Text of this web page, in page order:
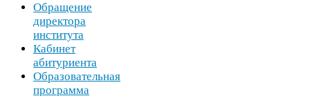
Обращение
директора
института
Кабинет
абитуриента
Образовательная
программа